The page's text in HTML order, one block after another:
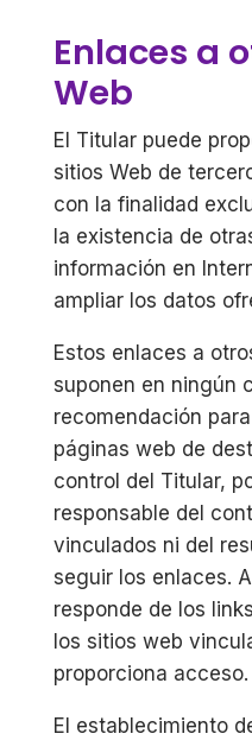
Enlaces a
Web
El Titular puede
sitios Web de
con la finalidad
la existencia de
información en
ampliar los datos
Estos enlaces a
suponen en ningún
recomendación
páginas web de
control del Titular,
responsable del
vinculados ni del
seguir los enlaces.
responde de los
los sitios web
proporciona acceso.
El establecimiento